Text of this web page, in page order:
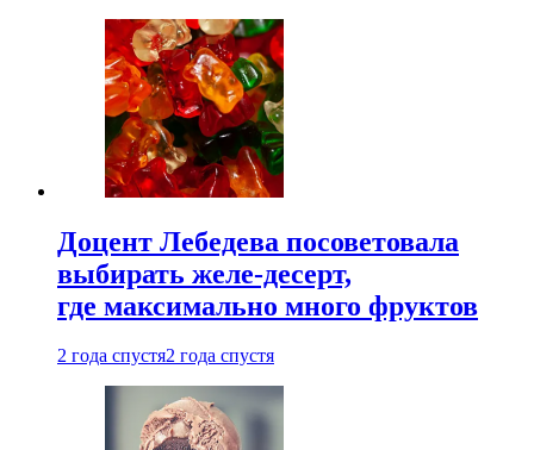
Доцент Лебедева посоветовала
выбирать желе-десерт,
где максимально много фруктов
2 года спустя2 года спустя